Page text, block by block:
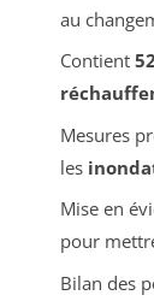
au
Contient
Mesures
les
Mise en
pour
Bilan des